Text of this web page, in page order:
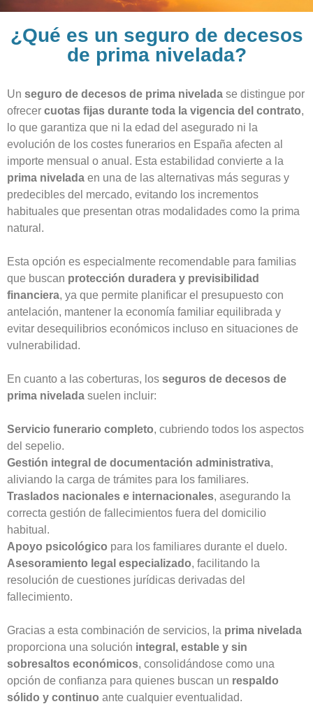
¿Qué es un seguro de decesos
de prima nivelada?
Un seguro de decesos de prima nivelada se distingue por
ofrecer cuotas fijas durante toda la vigencia del contrato,
lo que garantiza que ni la edad del asegurado ni la
evolución de los costes funerarios en España afecten al
importe mensual o anual. Esta estabilidad convierte a la
prima nivelada en una de las alternativas más seguras y
predecibles del mercado, evitando los incrementos
habituales que presentan otras modalidades como la prima
natural.
Esta opción es especialmente recomendable para familias
que buscan protección duradera y previsibilidad
financiera, ya que permite planificar el presupuesto con
antelación, mantener la economía familiar equilibrada y
evitar desequilibrios económicos incluso en situaciones de
vulnerabilidad.
En cuanto a las coberturas, los seguros de decesos de
prima nivelada suelen incluir:
Servicio funerario completo, cubriendo todos los aspectos
del sepelio.
Gestión integral de documentación administrativa,
aliviando la carga de trámites para los familiares.
Traslados nacionales e internacionales, asegurando la
correcta gestión de fallecimientos fuera del domicilio
habitual.
Apoyo psicológico para los familiares durante el duelo.
Asesoramiento legal especializado, facilitando la
resolución de cuestiones jurídicas derivadas del
fallecimiento.
Gracias a esta combinación de servicios, la prima nivelada
proporciona una solución integral, estable y sin
sobresaltos económicos, consolidándose como una
opción de confianza para quienes buscan un respaldo
sólido y continuo ante cualquier eventualidad.